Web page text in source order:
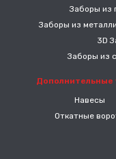
Заборы из
Заборы из
3D
Заборы из
Дополнительные
Навесы
Откатные